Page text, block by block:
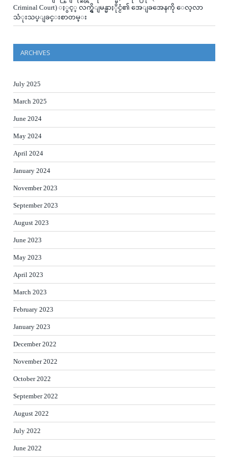
Criminal Court) ႏွင့္ လက္ရွိျမန္မာႏိုင္ငံ၏ အေျခအေနကို ေလ့လာ
သံုးသပ္ျခင္းစာတမ္း
ARCHIVES
July 2025
March 2025
June 2024
May 2024
April 2024
January 2024
November 2023
September 2023
August 2023
June 2023
May 2023
April 2023
March 2023
February 2023
January 2023
December 2022
November 2022
October 2022
September 2022
August 2022
July 2022
June 2022